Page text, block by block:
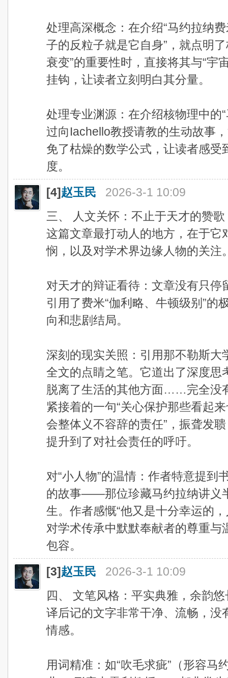
处理高深概念：在介绍“马约拉纳
子的反粒子就是它自身”，就点明
衰变”的重要性时，直接将其与“宇
挂钩，让读者立刻明白其分量。
处理专业渊源：在介绍核物理中的
过向Iachello教授请教的生动故事
免了枯燥的数学公式，让读者感
度。
[4]赵玉民
2026-3-1 10:09
三、 人文关怀：不止于天才的赞歌
这篇文章最打动人的地方，在于它
悯，以及对学术界边缘人物的关注
对天才的辩证看待：文章没有只
引用了费米“伽利略、牛顿级别”的
向和悲剧结局。
深刻的现实关照：引用那不勒斯
全文的点睛之笔。它道出了深度
脱离了生活的其他方面……完全没
紧接着的一句“关心保护那些看起
会整体义不容辞的责任”，振聋发
提升到了对社会责任的呼吁。
对“小人物”的温情：作者特意提到
的故事——那位珍藏马约拉纳讲义
生。作者感慨“他又是十分幸运的
对学术传承中默默奉献者的尊重
包容。
[3]赵玉民
2026-3-1 10:09
四、 文笔风格：平实典雅，余韵悠
译后记的文字非常干净、流畅，
情感。
用词精准：如“吹毛求疵”（形容马